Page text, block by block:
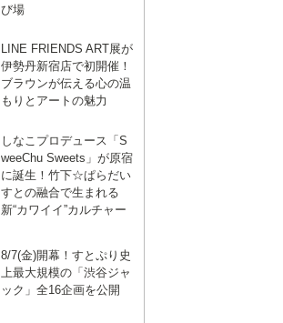
び場
LINE FRIENDS ART展が
伊勢丹新宿店で初開催！
ブラウンが伝える心の温
もりとアートの魅力
しなこプロデュース「S
weeChu Sweets」が原宿
に誕生！竹下☆ぱらだい
すとの融合で生まれる
新“カワイイ”カルチャー
8/7(金)開幕！すとぷり史
上最大規模の「渋谷ジャ
ック」全16企画を公開